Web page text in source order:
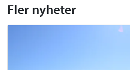
Fler nyheter